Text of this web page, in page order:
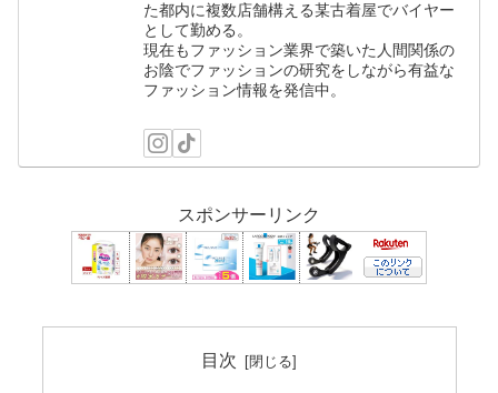
た都内に複数店舗構える某古着屋でバイヤー
として勤める。
現在もファッション業界で築いた人間関係の
お陰でファッションの研究をしながら有益な
ファッション情報を発信中。
スポンサーリンク
目次